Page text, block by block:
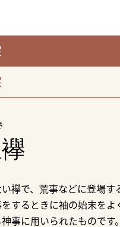
襷で、荒事などに登場す
するときに袖の始末をよ
事に用いられたものです